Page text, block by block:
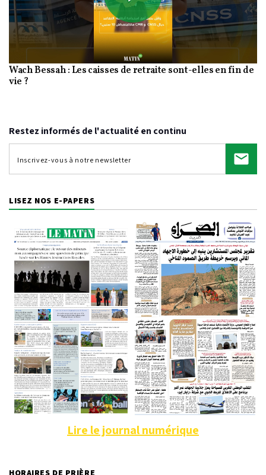
Play
Video
Wach Bessah : Les caisses de retraite sont-elles en fin de
vie ?
Restez informés de l'actualité en continu
LISEZ NOS E-PAPERS
Lire le journal numérique
HORAIRES DE PRIÈRE